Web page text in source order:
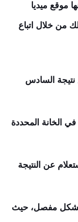
موقع ميديا
من خلال اتباع
نتيجة السادس
الخانة المحددة
عن النتيجة
بشكل مفصل، حيث